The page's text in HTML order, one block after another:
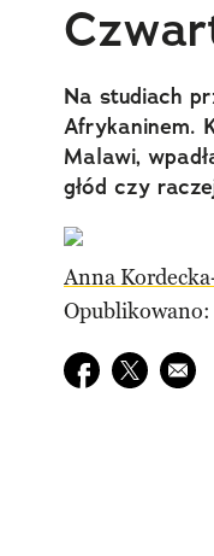
Na studiach
Afrykaninem.
Malawi,
głód czy
Anna
Udostępnij na
E-